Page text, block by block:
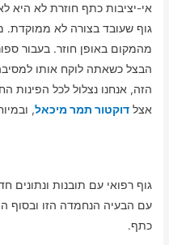
אי-יציבות כתף חוזרת לא היא
גוף שעובד בצורה לא ממוקדת.
מהמקום באופן חוזר. בעבור
הבצל כשאתה לוקח אותו
הזה, אנחנו נצלול לכל הפינות
אצלדוקטור תמר מיכאל,
גוף רפואי עם תובנות ונתונים
עם הבעיה הנחמדה הזו ובסוף
כתף.